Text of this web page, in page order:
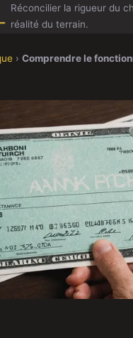
Réconcilier la rigueur du
réalité du terrain.
› Comprendre le